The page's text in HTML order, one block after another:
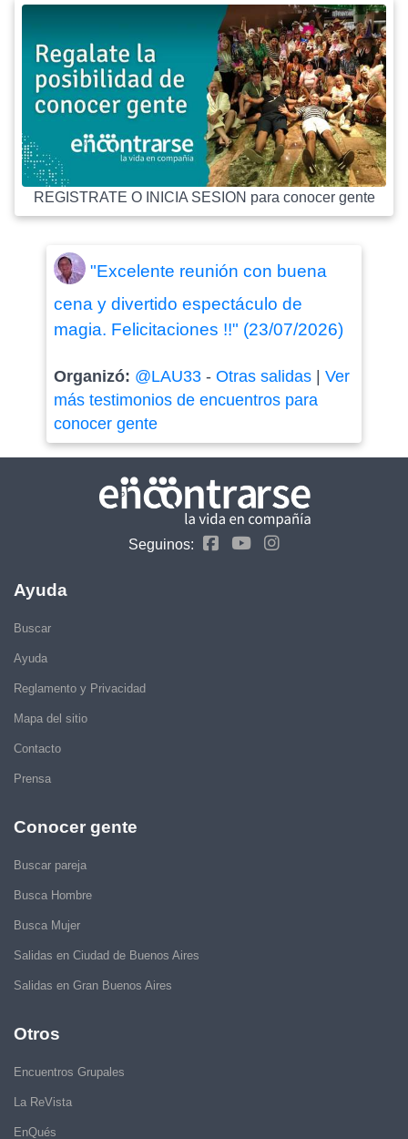
REGISTRATE O INICIA SESION para conocer gente
"Excelente reunión con buena
cena y divertido espectáculo de
magia. Felicitaciones !!" (23/07/2026)
Organizó: @LAU33- Otras salidas| Ver
más testimonios de encuentros para
conocer gente
Seguinos:
Ayuda
Buscar
Ayuda
Reglamento y Privacidad
Mapa del sitio
Contacto
Prensa
Conocer gente
Buscar pareja
Busca Hombre
Busca Mujer
Salidas en Ciudad de Buenos Aires
Salidas en Gran Buenos Aires
Otros
Encuentros Grupales
La ReVista
EnQués